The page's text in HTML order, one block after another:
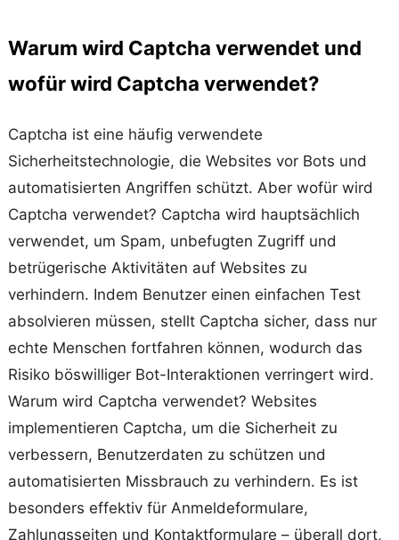
Warum wird Captcha verwendet und
wofür wird Captcha verwendet?
Captcha ist eine häufig verwendete
Sicherheitstechnologie, die Websites vor Bots und
automatisierten Angriffen schützt. Aber wofür wird
Captcha verwendet? Captcha wird hauptsächlich
verwendet, um Spam, unbefugten Zugriff und
betrügerische Aktivitäten auf Websites zu
verhindern. Indem Benutzer einen einfachen Test
absolvieren müssen, stellt Captcha sicher, dass nur
echte Menschen fortfahren können, wodurch das
Risiko böswilliger Bot-Interaktionen verringert wird.
Warum wird Captcha verwendet? Websites
implementieren Captcha, um die Sicherheit zu
verbessern, Benutzerdaten zu schützen und
automatisierten Missbrauch zu verhindern. Es ist
besonders effektiv für Anmeldeformulare,
Zahlungsseiten und Kontaktformulare – überall dort,